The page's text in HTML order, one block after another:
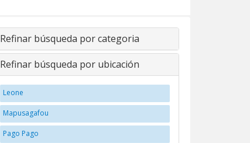
Refinar búsqueda por categoria
Refinar búsqueda por ubicación
Leone
Mapusagafou
Pago Pago